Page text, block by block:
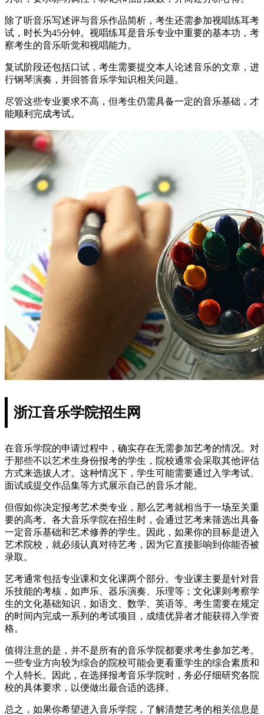
除了听音乐写述评与音乐作品简析，考生还需参加视唱练耳考
试，时长为45分钟。视唱练耳是音乐专业中重要的基本功，考
察考生的音乐听觉和视唱能力。
复试阶段还包括口试，考生需要提交本人论述音乐的文章，进
行钢琴演奏，并回答音乐学知识相关问题。
尽管这些专业要求不高，但考生仍需具备一定的音乐基础，才
能顺利完成考试。
浙江音乐学院招生网
在音乐学院的申请过程中，确实存在无需参加艺考的情况。对
于那些不以艺术生身份报考的学生，院校通常会采取其他评估
方式来选拔人才。这种情况下，学生可能需要通过入学考试、
面试或提交作品集等方式展示自己的音乐才能。
但假如你决定报考艺术类专业，那么艺考就相当于一场至关重
要的高考。各大音乐学院在招生时，会通过艺考来筛选出具备
一定音乐基础和艺术修养的学生。因此，如果你的目标是进入
艺术院校，就必须认真对待艺考，因为它直接影响到你能否被
录取。
艺考通常包括专业课和文化课两个部分。专业课主要是针对音
乐技能的考核，如声乐、器乐演奏、乐理等；文化课则考察学
生的文化基础知识，如语文、数学、英语等。考生需要在规定
的时间内完成一系列的考试项目，成绩优异者才能获得入学资
格。
值得注意的是，并不是所有的音乐学院都要求考生参加艺考。
一些专业方向较为综合的院校可能会更看重学生的综合素质和
个人特长。因此，在选择报考音乐学院时，务必仔细研究各院
校的具体要求，以便做出最合适的选择。
总之，如果你希望进入音乐学院，了解清楚艺考的相关信息是